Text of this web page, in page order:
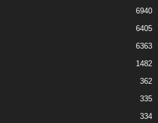
6940
6405
6363
1482
362
335
334